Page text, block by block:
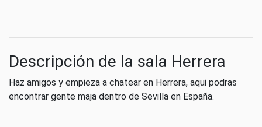
Descripción de la sala Herrera
Haz amigos y empieza a chatear en Herrera, aqui podras
encontrar gente maja dentro de Sevilla en España.